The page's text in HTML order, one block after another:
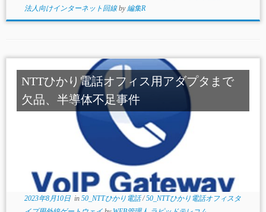
法人向けインターネット回線by編集R
NTTひかり電話オフィス用アダプタまで
欠品、半導体不足事件
2023年8月10日in 50_NTTひかり電話/50_NTTひかり電話オフィスタ